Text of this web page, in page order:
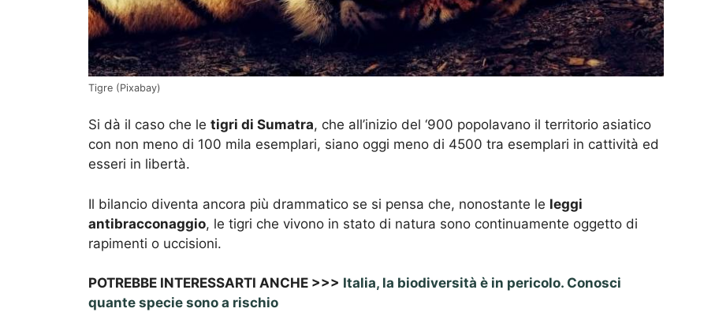
Tigre (Pixabay)
Si dà il caso che le tigri di Sumatra, che all’inizio del ‘900 popolavano il territorio asiatico
con non meno di 100 mila esemplari, siano oggi meno di 4500 tra esemplari in cattività ed
esseri in libertà.
Il bilancio diventa ancora più drammatico se si pensa che, nonostante le leggi
antibracconaggio, le tigri che vivono in stato di natura sono continuamente oggetto di
rapimenti o uccisioni.
POTREBBE INTERESSARTI ANCHE >>> Italia, la biodiversità è in pericolo. Conosci
quante specie sono a rischio